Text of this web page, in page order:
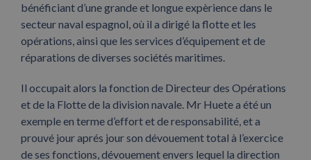
bénéficiant d’une grande et longue expèrience dans le
secteur naval espagnol, où il a dirigé la flotte et les
opérations, ainsi que les services d’équipement et de
réparations de diverses sociétés maritimes.
Il occupait alors la fonction de Directeur des Opérations
et de la Flotte de la division navale. Mr Huete a été un
exemple en terme d’effort et de responsabilité, et a
prouvé jour aprés jour son dévouement total à l’exercice
de ses fonctions, dévouement envers lequel la direction